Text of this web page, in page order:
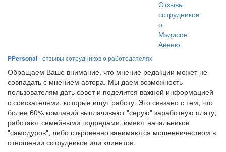
Отзывы
сотрудников
о
Мэдисон
Авеню
PPersonal- отзывы сотрудников о работодателях
Обращаем Ваше внимание, что мнение редакции может не
совпадать с мнением автора. Мы даем возможность
пользователям дать совет и поделится важной информацией
с соискателями, которые ищут работу. Это связано с тем, что
более 60% компаний выплачивают "серую" заработную плату,
работают семейными подрядами, имеют начальников
"самодуров", либо откровенно занимаются мошенничеством в
отношении сотрудников или клиентов.